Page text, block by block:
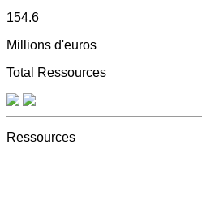
154.6
Millions d'euros
Total Ressources
Ressources